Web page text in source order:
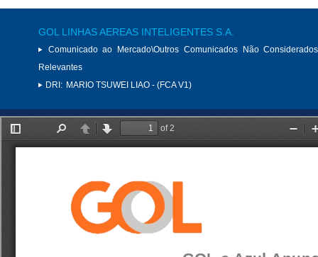
GOL LINHAS AEREAS INTELIGENTES S.A.
Comunicado ao Mercado\Outros Comunicados Não
Relevantes
DRI: MARIO TSUWEI LIAO - (FCA V1)